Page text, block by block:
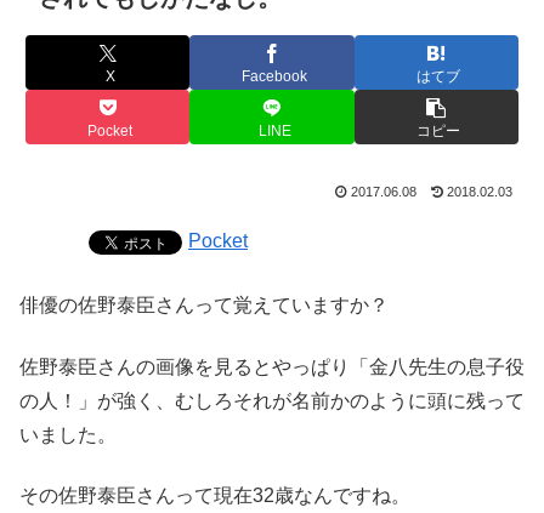
X Facebook はてブ
Pocket LINE コピー
2017.06.08 2018.02.03
Pocket
俳優の佐野泰臣さんって覚えていますか？
佐野泰臣さんの画像を見るとやっぱり「金八先生の息子役
の人！」が強く、むしろそれが名前かのように頭に残って
いました。
その佐野泰臣さんって現在32歳なんですね。